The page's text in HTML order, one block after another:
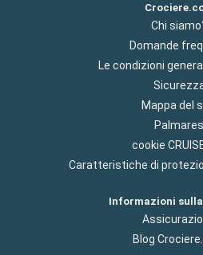
Chi
Domande
Le condizioni
Mappa del
Palmares
cookie
Caratteristiche di
Informazioni
Blog